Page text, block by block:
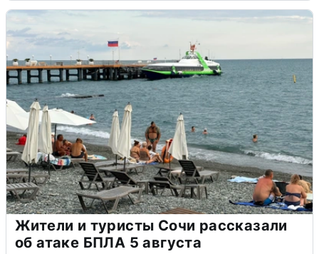
Жители и туристы Сочи рассказали
об атаке БПЛА 5 августа